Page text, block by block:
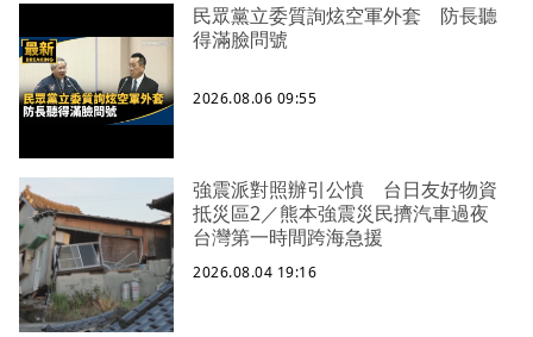
民眾黨立委質詢炫空軍外套 防長聽
得滿臉問號
2026.08.06 09:55
強震派對照辦引公憤 台日友好物資
抵災區2／熊本強震災民擠汽車過夜
台灣第一時間跨海急援
2026.08.04 19:16